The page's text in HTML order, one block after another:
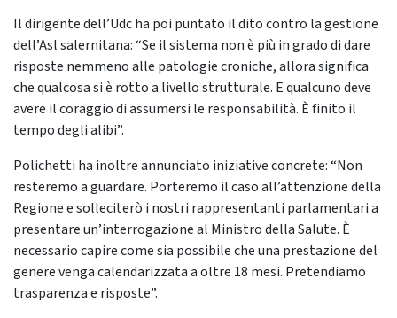
Il dirigente dell’Udc ha poi puntato il dito contro la gestione
dell’Asl salernitana: “Se il sistema non è più in grado di dare
risposte nemmeno alle patologie croniche, allora significa
che qualcosa si è rotto a livello strutturale. E qualcuno deve
avere il coraggio di assumersi le responsabilità. È finito il
tempo degli alibi”.
Polichetti ha inoltre annunciato iniziative concrete: “Non
resteremo a guardare. Porteremo il caso all’attenzione della
Regione e solleciterò i nostri rappresentanti parlamentari a
presentare un’interrogazione al Ministro della Salute. È
necessario capire come sia possibile che una prestazione del
genere venga calendarizzata a oltre 18 mesi. Pretendiamo
trasparenza e risposte”.